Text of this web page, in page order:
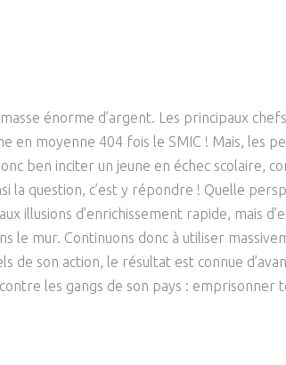
énorme d’argent. Les principaux
en moyenne 404 fois le SMIC ! Mais, les
ben inciter un jeune en échec scolaire,
la question, c’est y répondre ! Quelle
illusions d’enrichissement rapide, mais
le mur. Continuons donc à utiliser
son action, le résultat est connue
les gangs de son pays : emprisonner